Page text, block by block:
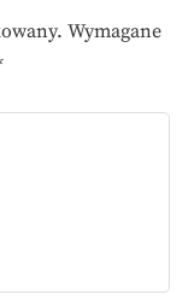
Wymagane